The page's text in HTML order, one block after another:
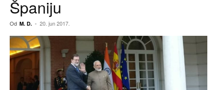
Španiju
Od M. D. - 20. jun 2017.